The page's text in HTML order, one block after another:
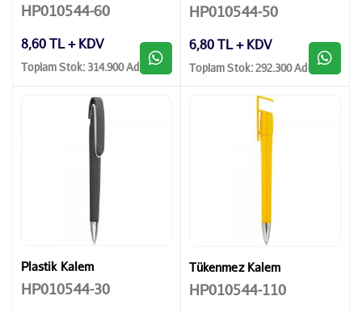
HP010544-60
8,60 TL + KDV
Toplam Stok: 314.900 Adet
HP010544-50
6,80 TL + KDV
Toplam Stok: 292.300 Adet
Plastik Kalem
HP010544-30
Tükenmez Kalem
HP010544-110